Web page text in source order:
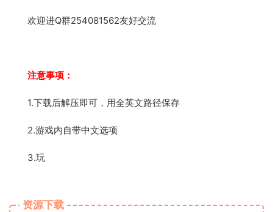
欢迎进Q群254081562友好交流
注意事项：
1.下载后解压即可，用全英文路径保存
2.游戏内自带中文选项
3.玩
资源下载